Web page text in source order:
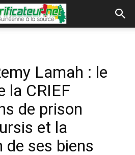
Lamah : le
la CRIEF
de prison
et la
ses biens